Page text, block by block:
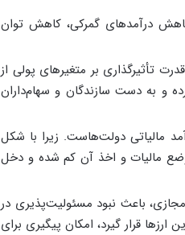
درآمدهای گمرکی، کاهش توان
تأثیرگذاری بر متغیرهای پولی از
و به دست سازندگان و سهام‌داران
مالیاتی دولت­‌هاست. زیرا با شکل­‌
وضع مالیات و اخذ آن کم شده و دخل
باعث نبود مسئولیت­‌پذیری در
قرار گیرد، امکان پیگیری برای